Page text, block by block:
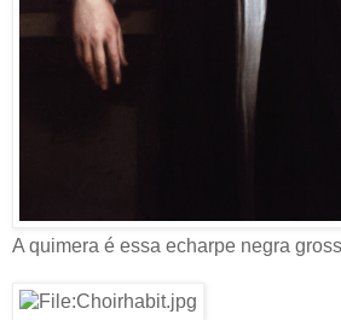
A quimera é essa echarpe negra